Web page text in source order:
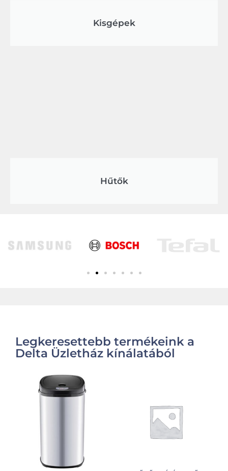
Kisgépek
Hűtők
Legkeresettebb termékeink a
Delta Üzletház kínálatából